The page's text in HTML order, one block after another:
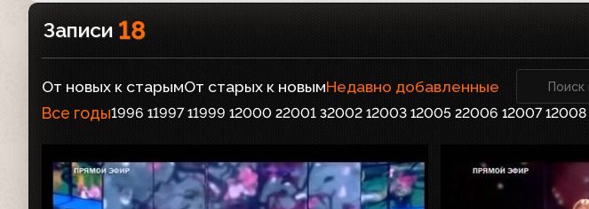
Записи 18
От новых к старымОт старых к новымНедавно добавленные
Все годы1996 11997 11999 12000 22001 32002 12003 12005 22006 12007 12008